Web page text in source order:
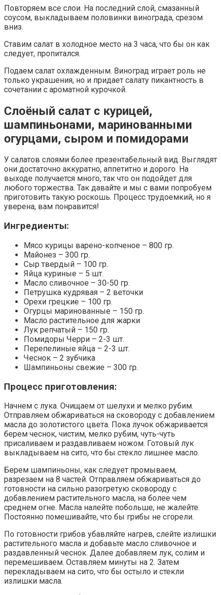
Повторяем все слои. На последний слой, смазанный
соусом, выкладываем половинки винограда, срезом
вниз.
Ставим салат в холодное место на 3 часа, что бы он как
следует, пропитался.
Подаем салат охлажденным. Виноград играет роль не
только украшения, но и придает салату пикантность в
сочетании с ароматной курочкой.
Слоёный салат с курицей,
шампиньонами, маринованными
огурцами, сыром и помидорами
У салатов слоями более презентабельный вид. Выглядят
они достаточно аккуратно, аппетитно и дорого. На
выходе получается много, так что он подойдет для
любого торжества. Так давайте и мы с вами попробуем
приготовить такую роскошь. Процесс трудоемкий, но я
уверена, вам понравится!
Ингредиенты:
Мясо курицы варено-копченое – 800 гр.
Майонез – 300 гр.
Сыр твердый – 100 гр.
Яйца куриные – 5 шт.
Масло сливочное – 30-50 гр.
Петрушка кудрявая – 2 веточки
Орехи грецкие – 100 гр.
Огурцы маринованные – 150 гр.
Масло растительное для жарки
Лук репчатый – 150 гр.
Помидоры Черри – 2-3 шт.
Перепелиные яйца – 2-3 шт.
Чеснок – 2 зубчика
Шампиньоны свежие – 300 гр.
Процесс приготовления:
Начнем с лука. Очищаем от шелухи и мелко рубим.
Отправляем обжариваться на сковороду с добавлением
масла до золотистого цвета. Пока лучок обжаривается
берем чеснок, чистим, мелко рубим, чуть-чуть
присаливаем и раздавливаем ножом. Готовый лук
выкладываем на сито, что бы стекло лишнее масло.
Берем шампиньоны, как следует промываем,
разрезаем на 8 частей. Отправляем обжариваться до
готовности на сильно разогретую сковороду с
добавлением растительного масла, на более чем
среднем огне. Масла налейте побольше, не жалейте.
Постоянно помешивайте, что бы грибы не сгорели.
По готовности грибов убавляйте нагрев, слейте излишки
растительного масла и добавьте масло сливочное и
раздавленный чеснок. Далее добавляем лук, солим и
перемешиваем. Оставляем минуты на 2. Затем
перекладываем на сито, что бы остыло и стекли
излишки масла.